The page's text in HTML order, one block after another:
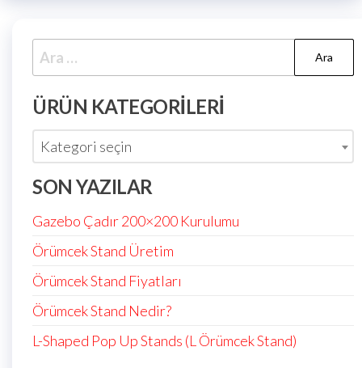
ÜRÜN KATEGORILERI
Kategori seçin
SON YAZILAR
Gazebo Çadır 200×200 Kurulumu
Örümcek Stand Üretim
Örümcek Stand Fiyatları
Örümcek Stand Nedir?
L-Shaped Pop Up Stands (L Örümcek Stand)